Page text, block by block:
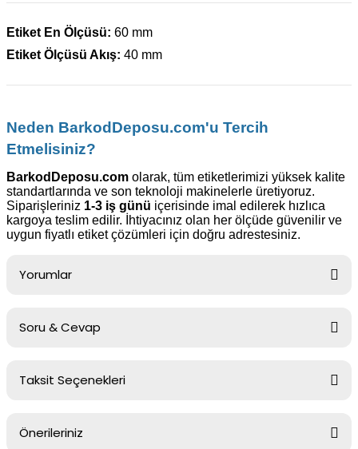
Etiket En Ölçüsü: 60 mm
Etiket Ölçüsü Akış: 40 mm
Neden BarkodDeposu.com'u Tercih
Etmelisiniz?
BarkodDeposu.com olarak, tüm etiketlerimizi yüksek kalite
standartlarında ve son teknoloji makinelerle üretiyoruz.
Siparişleriniz 1-3 iş günü içerisinde imal edilerek hızlıca
kargoya teslim edilir. İhtiyacınız olan her ölçüde güvenilir ve
uygun fiyatlı etiket çözümleri için doğru adrestesiniz.
Yorumlar
Soru & Cevap
Ürün hakkında henüz soru sorulmamış.
Taksit Seçenekleri
Önerileriniz